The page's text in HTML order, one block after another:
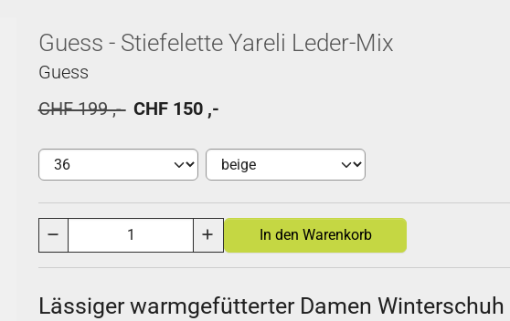
Guess - Stiefelette Yareli Leder-Mix
Guess
CHF 199 ,- CHF 150 ,-
Lässiger warmgefütterter Damen Winterschuh